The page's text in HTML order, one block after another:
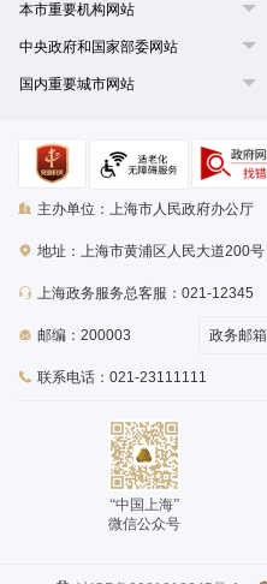
本市重要机构网站
中央政府和国家部委网站
国内重要城市网站
主办单位：上海市人民政府办公厅
地址：上海市黄浦区人民大道200号
上海政务服务总客服：021-12345
邮编：200003
联系电话：021-23111111
政务邮箱
“中国上海”
微信公众号